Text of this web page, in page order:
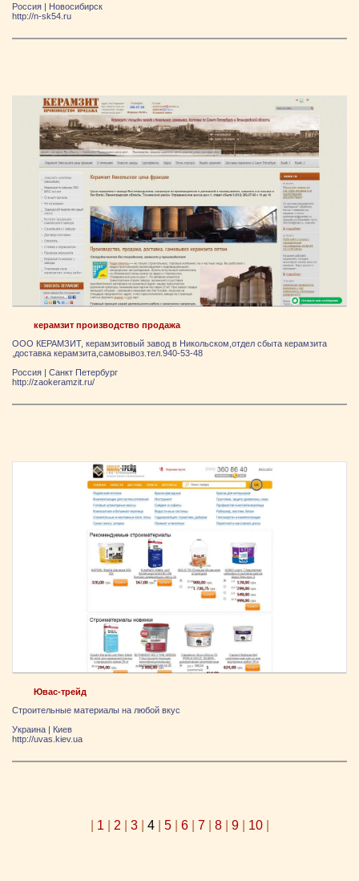
Россия | Новосибирск
http://n-sk54.ru
керамзит производство продажа
ООО КЕРАМЗИТ, керамзитовый завод в Никольском,отдел сбыта керамзита
,доставка керамзита,самовывоз.тел.940-53-48
Россия
Санкт Петербург
http://zaokeramzit.ru/
Ювас-трейд
Строительные материалы на любой вкус
Украина | Киев
http://uvas.kiev.ua
1 2 3| 4| 5| 6| 7 8| 9| 10|